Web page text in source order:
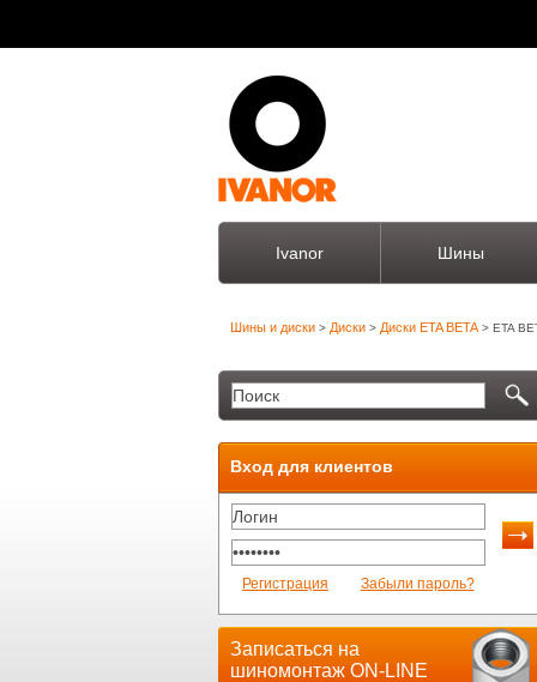
Ivanor Шины
Шины и диски > Диски > Диски ETA BETA > ETA
Вход для клиентов
Регистрация Забыли пароль?
Записаться на
шиномонтаж ON-LINE